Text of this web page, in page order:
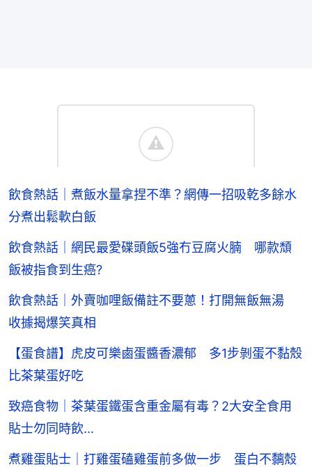
飲食熱話｜煮飯水量拿捏不準？網傳一招吸乾多餘水
分煮出鬆軟白飯
飲食熱話｜網民最愛碟頭飯5強冇豆腐火腩 哪款頹
飯被指食到生癌?
飲食熱話｜外賣咖哩飯備註不要蔥！打開無飯無湯
收據揭爆笑真相
【蛋食譜】虎皮可樂鹵蛋醬香濃郁 多1步剝蛋不黏殼
比茶葉蛋好吃
致癌食物｜茶葉蛋鐵蛋含重金屬有毒？2大安全食用
貼士勿同時飲...
煮雞蛋貼士｜打雞蛋磕雞蛋前多做一步 蛋白不黐殼